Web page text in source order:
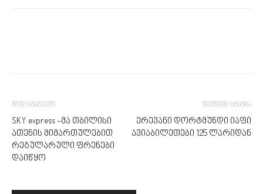
წინა სტატიაში
SKY express -მა თბილისი
ათენის მიმართულებით
რეგულარული ფრენები
დაიწყო
შემდეგი სტატია
ერევანი დორტმუნდი იაფი
ავიაბილეთები 125 ლარიდან